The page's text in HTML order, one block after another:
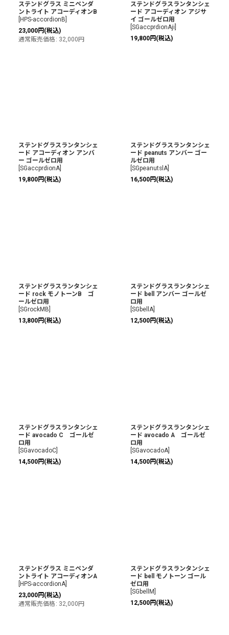
ステンドグラス ミニペンダ
ントライト アコーディオンB
HPS-accordionB
23,000円 (税込)
通常販売価格 : 32,000 円
ステンドグラスランタンシェ
ード アコーディオン アジサ
イ ゴールゼロ用
SGaccprdionAji
19,800円 (税込)
ステンドグラスランタンシェ
ード アコーディオン アンバ
ー ゴールゼロ用
SGaccprdionA]
19,800円 (税込)
ステンドグラスランタンシェ
ード peanuts アンバー ゴー
ルゼロ用
SGpeanutslA]
16,500円 (税込)
ステンドグラスランタンシェ
ード rock モノトーンB ゴ
ールゼロ用
SGrockMB
13,800円 (税込)
ステンドグラスランタンシェ
ード bell アンバー ゴールゼ
ロ用
SGbellA]
12,500円 (税込)
ステンドグラスランタンシェ
ード avocado C ゴールゼ
ロ用
SGavocadoC]
14,500円 (税込)
ステンドグラスランタンシェ
ード avocado A ゴールゼ
ロ用
SGavocadoA]
14,500円 (税込)
ステンドグラス ミニペンダ
ントライト アコーディオンA
HPS-accordionA]
23,000円 (税込)
通常販売価格 : 32,000 円
ステンドグラスランタンシェ
ード bell モノトーン ゴール
ゼロ用
SGbellM
12,500円 (税込)